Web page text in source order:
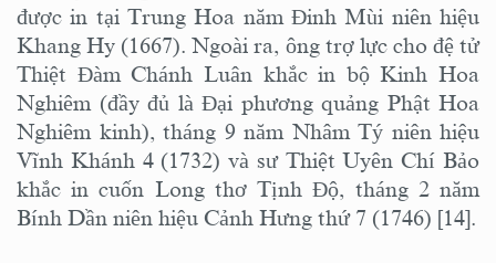
được in tại Trung Hoa năm Đinh Mùi niên hiệu
Khang Hy (1667). Ngoài ra, ông trợ lực cho đệ tử
Thiệt Đàm Chánh Luân khắc in bộ Kinh Hoa
Nghiêm (đầy đủ là Đại phương quảng Phật Hoa
Nghiêm kinh), tháng 9 năm Nhâm Tý niên hiệu
Vĩnh Khánh 4 (1732) và sư Thiệt Uyên Chí Bảo
khắc in cuốn Long thơ Tịnh Độ, tháng 2 năm
Bính Dần niên hiệu Cảnh Hưng thứ 7 (1746) [14].